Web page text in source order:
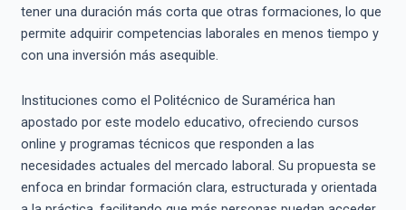
tener una duración más corta que otras formaciones, lo que
permite adquirir competencias laborales en menos tiempo y
con una inversión más asequible.
Instituciones como el Politécnico de Suramérica han
apostado por este modelo educativo, ofreciendo cursos
online y programas técnicos que responden a las
necesidades actuales del mercado laboral. Su propuesta se
enfoca en brindar formación clara, estructurada y orientada